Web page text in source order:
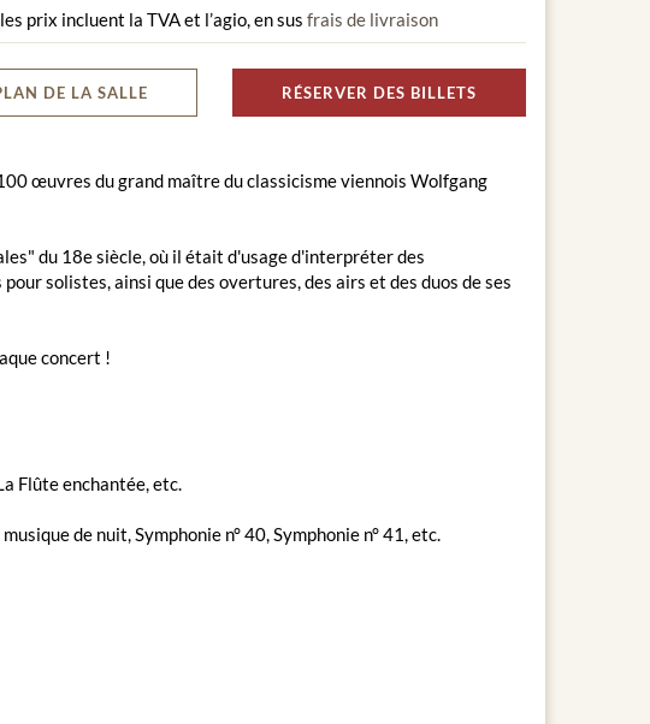
prix incluent la TVA et l’agio, en sus frais de livraison
DE LA SALLE RÉSERVER DES BILLETS
œuvres du grand maître du classicisme viennois Wolfgang
du 18e siècle, où il était d'usage d'interpréter des
solistes, ainsi que des overtures, des airs et des duos de ses
concert !
Flûte enchantée, etc.
de nuit, Symphonie n° 40, Symphonie n° 41, etc.